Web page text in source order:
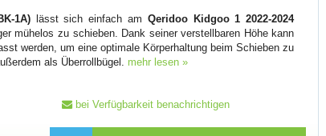
1A)lässt sich einfach am Qeridoo Kidgoo 1 2022-2024
mühelos zu schieben. Dank seiner verstellbaren Höhe kann
werden, um eine optimale Körperhaltung beim Schieben zu
als Überrollbügel. mehr lesen »
bei Verfügbarkeit benachrichtigen